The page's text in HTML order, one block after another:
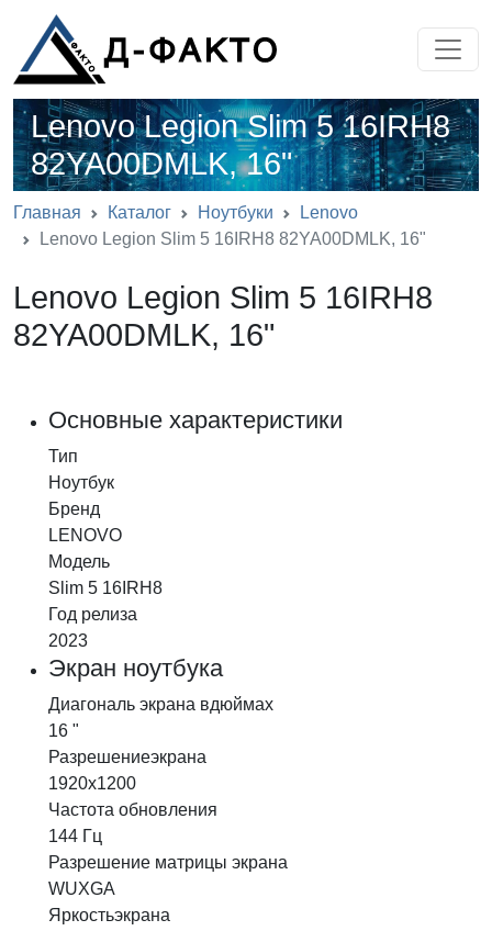
Lenovo Legion Slim 5 16IRH8
82YA00DMLK, 16"
Главная Каталог Ноутбуки
Lenovo
Lenovo Legion Slim 5 16IRH8 82YA00DMLK, 16"
Lenovo Legion Slim 5 16IRH8
82YA00DMLK, 16"
Основные характеристики
Тип
Ноутбук
Бренд
LENOVO
Модель
Slim 5 16IRH8
Год релиза
2023
Экран ноутбука
Диагональ экрана вдюймах
16 "
Разрешениеэкрана
1920х1200
Частота обновления
144 Гц
Разрешение матрицы экрана
WUXGA
Яркостьэкрана